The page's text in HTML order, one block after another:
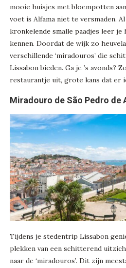
mooie huisjes met bloempotten
voet is Alfama niet te versmaden.
kronkelende smalle paadjes leer je
kennen. Doordat de wijk zo
verschillende ‘miradouros’ die
Lissabon bieden. Ga je ’s avonds?
restaurantje uit, grote kans dat er
Miradouro de São Pedro de
Tijdens je stedentrip Lissabon
plekken van een schitterend
naar de ‘miradouros’. Dit zijn